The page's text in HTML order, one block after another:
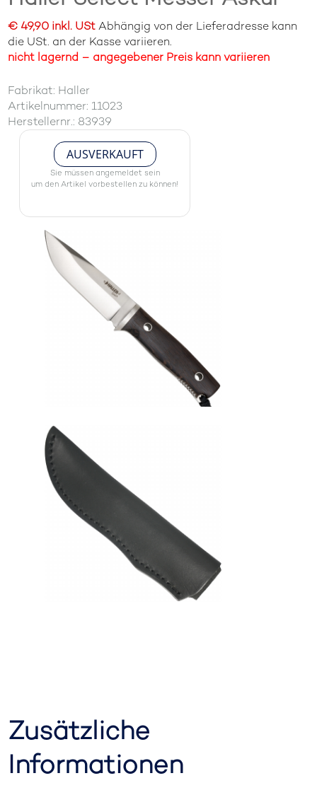
€ 49,90 inkl. UStAbhängig von der Lieferadresse kann
die USt. an der Kasse variieren.
nicht lagernd – angegebener Preis kann variieren
Fabrikat: Haller
Artikelnummer: 11023
Herstellernr.: 83939
AUSVERKAUFT
Sie müssen angemeldet sein
um den Artikel vorbestellen zu können!
Zusätzliche
Informationen